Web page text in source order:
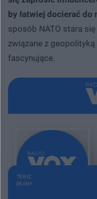
by łatwiej docierać
sposób NATO stara
związane z
fascynujące.
TERAZ
GRAMY